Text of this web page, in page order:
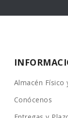
Almacén Físico
Conócenos